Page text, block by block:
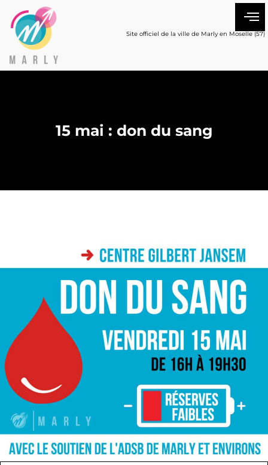
Site officiel de la ville de Marly en Moselle (57)
15 mai : don du sang